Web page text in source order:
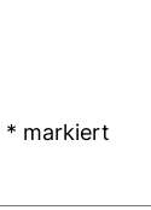
* markiert